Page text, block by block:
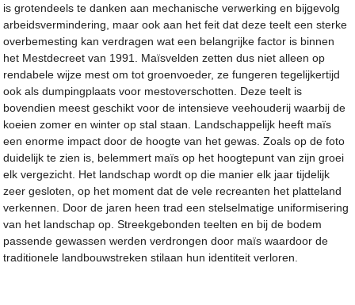
is grotendeels te danken aan mechanische verwerking en bijgevolg
arbeidsvermindering, maar ook aan het feit dat deze teelt een sterke
overbemesting kan verdragen wat een belangrijke factor is binnen
het Mestdecreet van 1991. Maïsvelden zetten dus niet alleen op
rendabele wijze mest om tot groenvoeder, ze fungeren tegelijkertijd
ook als dumpingplaats voor mestoverschotten. Deze teelt is
bovendien meest geschikt voor de intensieve veehouderij waarbij de
koeien zomer en winter op stal staan. Landschappelijk heeft maïs
een enorme impact door de hoogte van het gewas. Zoals op de foto
duidelijk te zien is, belemmert maïs op het hoogtepunt van zijn groei
elk vergezicht. Het landschap wordt op die manier elk jaar tijdelijk
zeer gesloten, op het moment dat de vele recreanten het platteland
verkennen. Door de jaren heen trad een stelselmatige uniformisering
van het landschap op. Streekgebonden teelten en bij de bodem
passende gewassen werden verdrongen door maïs waardoor de
traditionele landbouwstreken stilaan hun identiteit verloren.